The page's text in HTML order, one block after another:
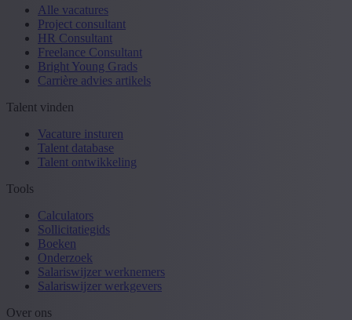
Alle vacatures
Project consultant
HR Consultant
Freelance Consultant
Bright Young Grads
Carrière advies artikels
Talent vinden
Vacature insturen
Talent database
Talent ontwikkeling
Tools
Calculators
Sollicitatiegids
Boeken
Onderzoek
Salariswijzer werknemers
Salariswijzer werkgevers
Over ons